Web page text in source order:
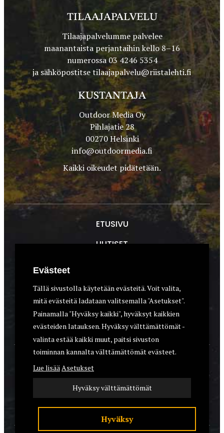
TILAAJAPALVELU
Tilaajapalvelumme palvelee
maanantaista perjantaihin kello 8–16
numerossa 03 4246 5354
ja sähköpostitsetilaajapalvelu@riistalehti.fi
KUSTANTAJA
Outdoor Media Oy
Pihlajatie 28
00270 Helsinki
info@outdoormedia.fi
Kaikki oikeudet pidätetään.
ETUSIVU
UUTISET
ASEET & OPTIIKKA
VARUSTEET
KOIRAT
YHTEYSTIEDOT
REKISTERISELOSTE
EVÄSTEET
Evästeet
Tällä sivustolla käytetään evästeitä. Voit valita,
mitä evästeitä ladataan valitsemalla "Asetukset".
Painamalla "Hyväksy kaikki", hyväksyt kaikkien
evästeiden latauksen. Hyväksy välttämättömät -
valinta estää kaikki muut, paitsi sivuston
toiminnan kannalta välttämättömät evästeet.
Lue lisääAsetukset
Hyväksy välttämättömät
Hyväksy